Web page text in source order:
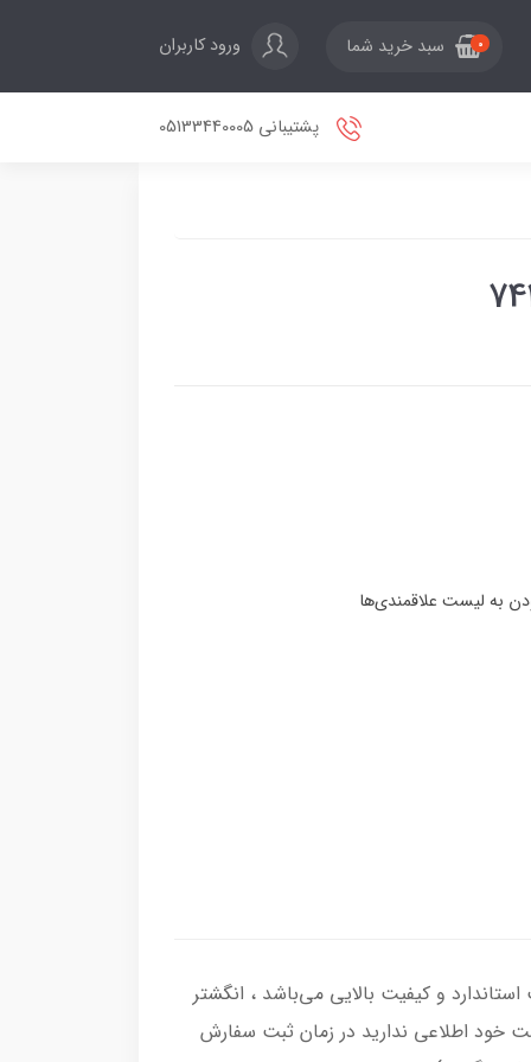
0 سبد خرید شما ورود کاربران
پشتیبانی 05133440005
با عیار بین المللی 925 ساخته شده و دارای ضخامت استاندارد و کیفیت بالایی می‌باشد ، انگشتر
خود اطلاعی ندارید در زمان ثبت سفارش